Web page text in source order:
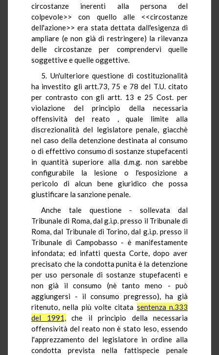
circostanze inerenti alla persona del
colpevole>> con quello alle <<circostanze
dell'azione>> era stata dettata dall'esigenza di
ampliare (e non già di restringere) la rilevanza
delle circostanze per comprendervi quelle
soggettive e quelle oggettive.
5. Un'ulteriore questione di costituzionalità
ha investito gli artt.73, 75 e 78 del T.U. citato
per contrasto con gli artt. 13 e 25 Cost. per
violazione del principio della necessaria
offensività del reato , quale limite alla
discrezionalità del legislatore penale, giacchè
nel caso della detenzione destinata al consumo
o di effettivo consumo di sostanze stupefacenti
in quantità superiore alla d.m.g. non sarebbe
configurabile la lesione o l'esposizione a
pericolo di alcun bene giuridico che possa
giustificare la sanzione penale.
Anche tale questione - sollevata dal
Tribunale di Roma, dal g.i.p. presso il Tribunale di
Roma, dal Tribunale di Torino, dal g.i.p. presso il
Tribunale di Campobasso - è manifestamente
infondata; ed infatti questa Corte, dopo aver
precisato che la condotta punita è la detenzione
per uso personale di sostanze stupefacenti e
non già il consumo (nè tanto meno - può
aggiungersi - il consumo pregresso), ha già
ritenuto, nella più volte citata sentenza n.333
del 1991,che il principio della necessaria
offensività del reato non è stato leso, essendo
l'apprezzamento del legislatore in ordine alla
condotta prevista nella fattispecie penale